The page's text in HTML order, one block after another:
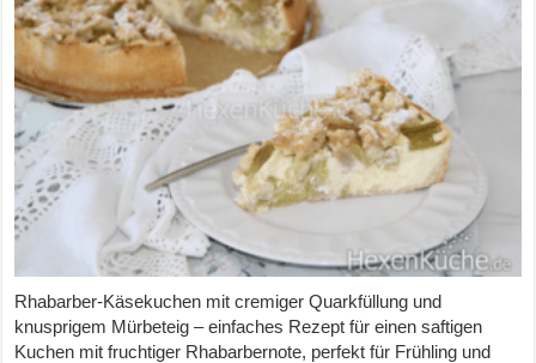
Rhabarber-Käsekuchen mit cremiger Quarkfüllung und
knusprigem Mürbeteig – einfaches Rezept für einen saftigen
Kuchen mit fruchtiger Rhabarbernote, perfekt für Frühling und